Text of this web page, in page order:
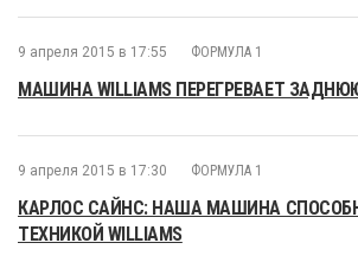
9 апреля 2015 в 17:55 ФОРМУЛА 1
МАШИНА WILLIAMS ПЕРЕГРЕВАЕТ
9 апреля 2015 в 17:30 ФОРМУЛА 1
КАРЛОС САЙНС: НАША МАШИНА
ТЕХНИКОЙ WILLIAMS